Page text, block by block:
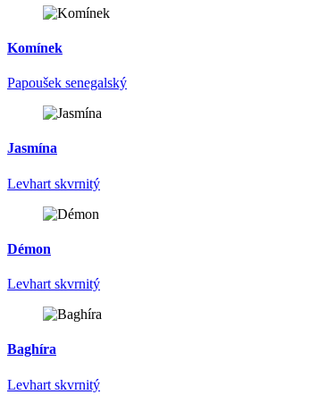
Komínek
Papoušek senegalský
Jasmína
Levhart skvrnitý
Démon
Levhart skvrnitý
Baghíra
Levhart skvrnitý